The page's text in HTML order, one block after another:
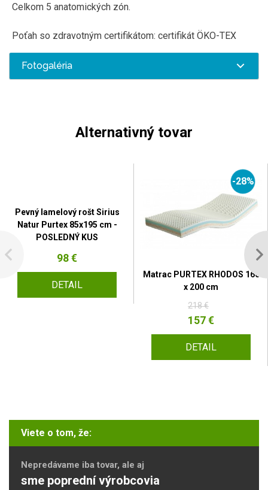
Celkom 5 anatomických zón.
Poťah so zdravotným certifikátom: certifikát ÖKO-TEX
Fotogaléria
Alternativný tovar
Pevný lamelový rošt Sirius
Natur Purtex 85x195 cm -
POSLEDNÝ KUS
98 €
DETAIL
-28%
Matrac PURTEX RHODOS 160
x 200 cm
218 €
157 €
DETAIL
Viete o tom, že:
Nepredávame iba tovar, ale aj
sme poprední výrobcovia